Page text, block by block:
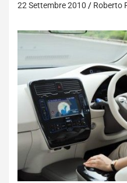
22 Settembre 2010 Roberto